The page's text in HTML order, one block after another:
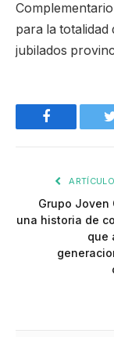
para la totalidad
jubilados
Facebook
Grupo Joven
una historia de
que